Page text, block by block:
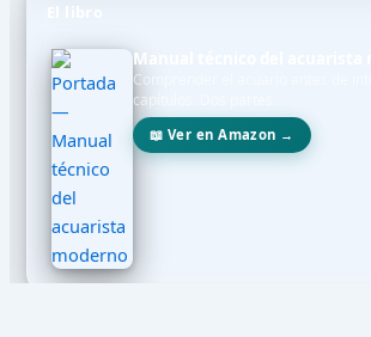
Manual técnico del acuarista
Comprender el acuario antes de
capítulos. Dos partes.
📖 Ver en Amazon →